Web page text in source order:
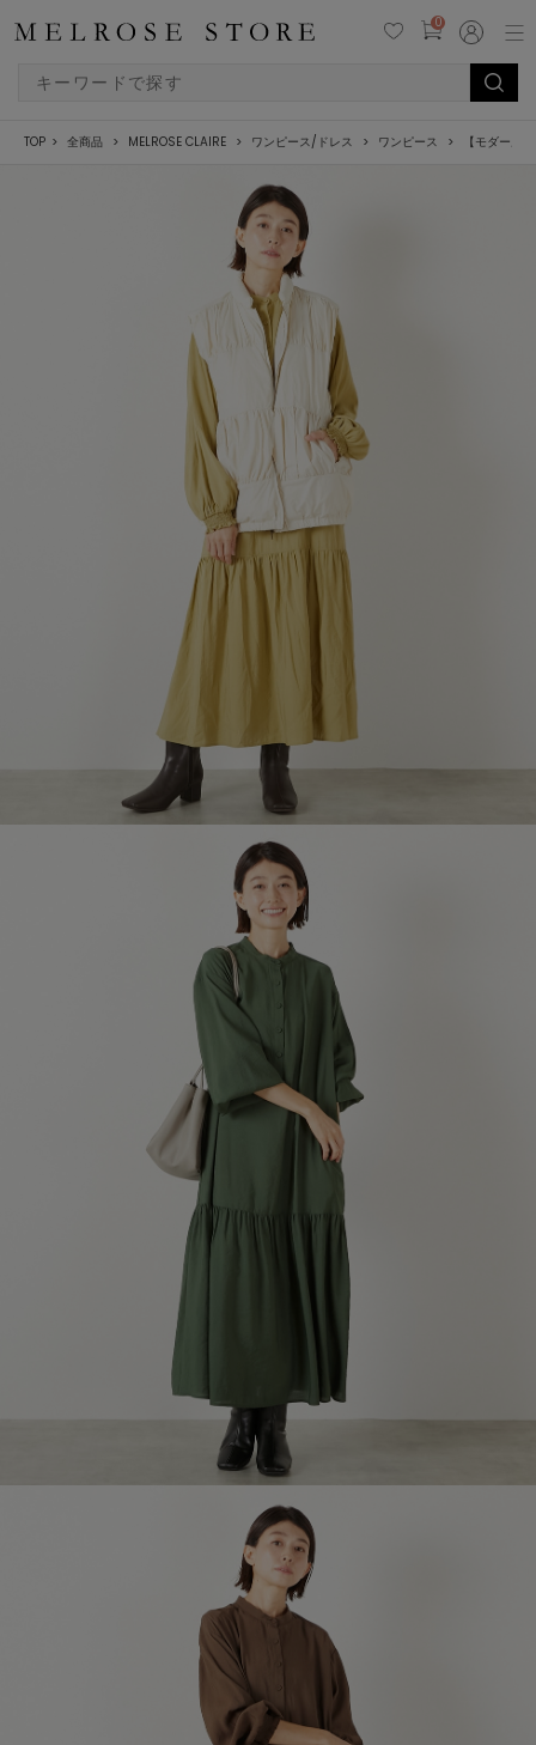
0
TOP 全商品 MELROSE CLAIRE ワンピース/ドレス ワンピース 【モダール